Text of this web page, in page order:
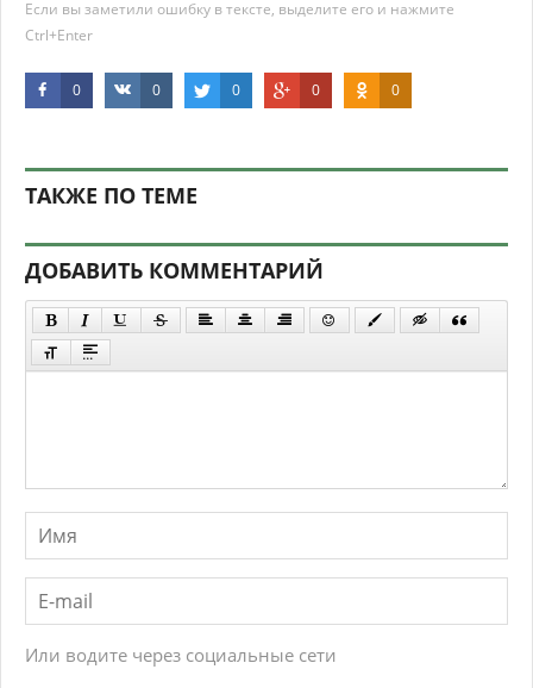
Если вы заметили ошибку в тексте, выделите его и нажмите
Ctrl+Enter
0 0 0 0 0
ТАКЖЕ ПО ТЕМЕ
ДОБАВИТЬ КОММЕНТАРИЙ
Или водите через социальные сети